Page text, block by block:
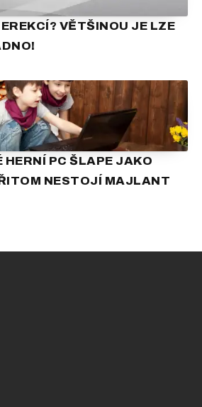
VĚTŠINOU JE LZE
HERNÍ PC ŠLAPE JAKO
NESTOJÍ MAJLANT